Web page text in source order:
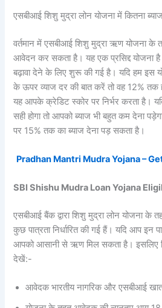
एसबीआई शिशु मुद्रा लोन योजना में कितना
वर्तमान में एसबीआई शिशु मुद्रा ऋण योजना के
आवेदन कर सकता है। यह एक प्रसिद्द योजना
बढ़ावा देने के लिए शुरू की गई है। यदि हम इस
के ऊपर व्याज दर की बात करें तो वह 12%
यह आपके क्रेडिट स्कोर पर निर्भर करता है।
सही होगा तो आपको ब्याज भी बहुत कम देना
पर 15% तक का ब्याज देना पड़ सकता है।
Pradhan Mantri Mudra Yojana –
SBI Shishu Mudra Loan Yojana
एसबीआई बैंक द्वारा शिशु मुद्रा लोन योजना के
कुछ पात्रता निर्धारित की गई हैं। यदि आप इन
आपको आसानी से ऋण मिल सकता है। इसलिए
देखें:-
आवेदक भारतीय नागरिक और एसबीआई खाता